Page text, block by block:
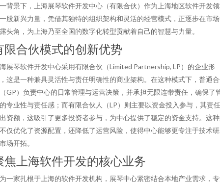
背景下，上海展琴软件开发中心（有限合伙）作为上海地区软件开发
股新兴力量，凭借其独特的组织架构和灵活的经营模式，正逐步在市
头角，为上海乃至全国的数字化转型贡献着自己的智慧与力量。
限合伙模式的创新优势
展琴软件开发中心采用有限合伙（Limited Partnership, LP）的企业形
这是一种兼具灵活性与责任明确性的商业架构。在这种模式下，普通
GP）负责中心的日常管理与运营决策，并承担无限连带责任，确保了
专业性与责任感；而有限合伙人（LP）则主要以资金投入参与，其责
资额，这吸引了更多投资者参与，为中心提供了稳定的资金支持。这
仅优化了资源配置，还降低了运营风险，使得中心能够更专注于技术
场开拓。
焦上海软件开发的核心业务
一家扎根于上海的软件开发机构，展琴中心紧密结合本地产业需求，